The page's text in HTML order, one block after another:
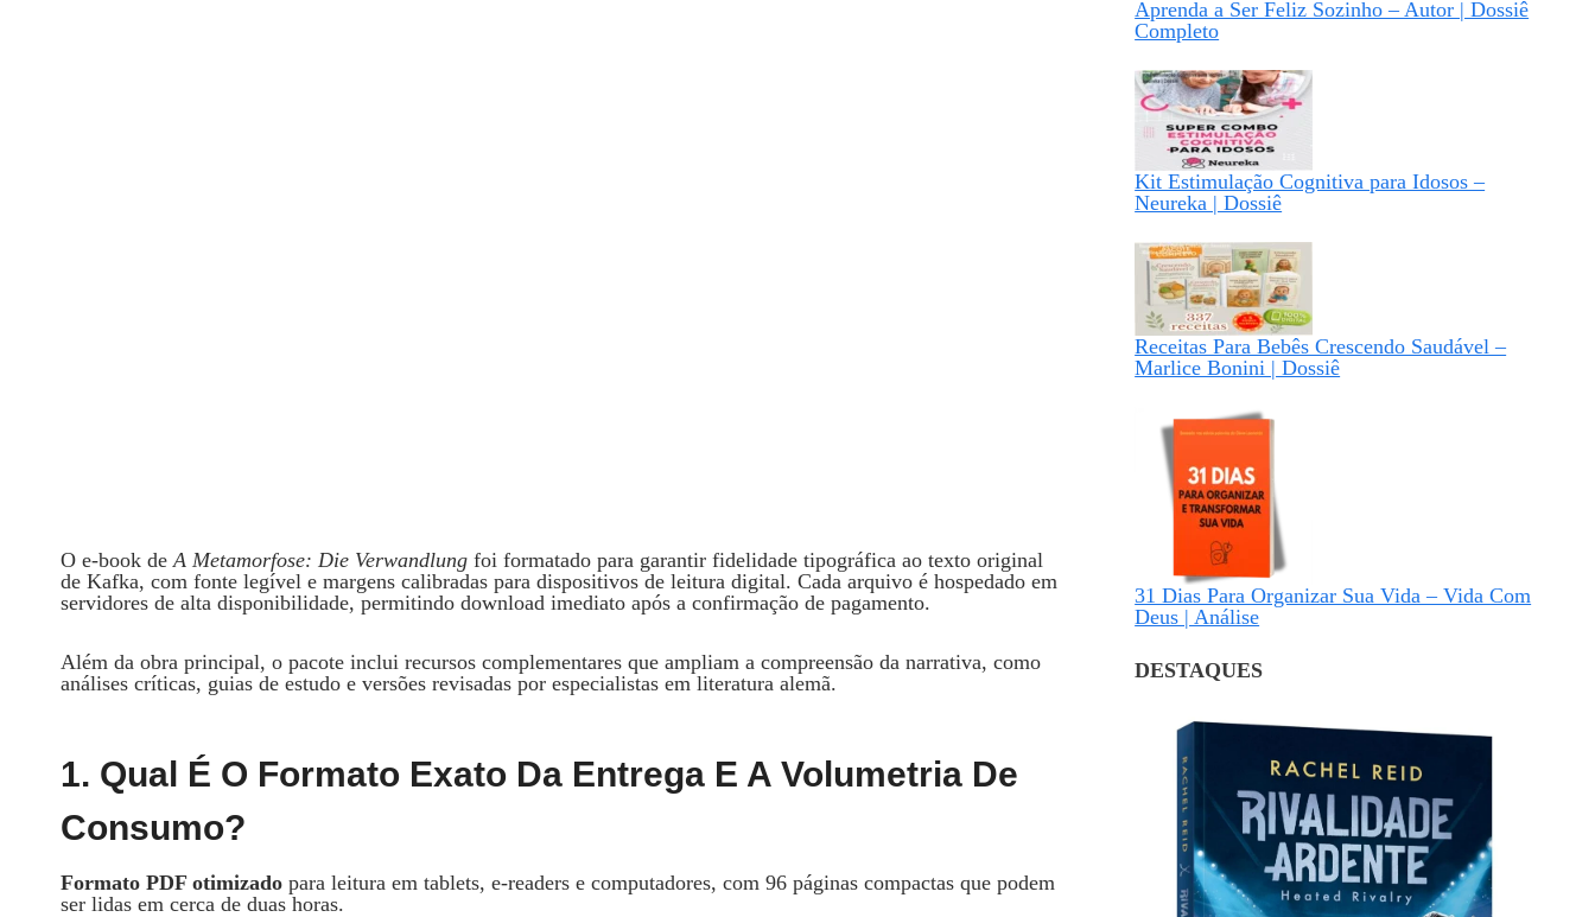
O e‑book de A Metamorfose: Die Verwandlung foi formatado para garantir fidelidade tipográfica ao texto original
de Kafka, com fonte legível e margens calibradas para dispositivos de leitura digital. Cada arquivo é hospedado em
servidores de alta disponibilidade, permitindo download imediato após a confirmação de pagamento.
Além da obra principal, o pacote inclui recursos complementares que ampliam a compreensão da narrativa, como
análises críticas, guias de estudo e versões revisadas por especialistas em literatura alemã.
1. Qual É O Formato Exato Da Entrega E A Volumetria De
Consumo?
Formato PDF otimizado para leitura em tablets, e‑readers e computadores, com 96 páginas compactas que podem
ser lidas em cerca de duas horas.
Aprenda a Ser Feliz Sozinho – Autor | Dossiê
Completo
Kit Estimulação Cognitiva para Idosos –
Neureka | Dossiê
Receitas Para Bebês Crescendo Saudável –
Marlice Bonini | Dossiê
31 Dias Para Organizar Sua Vida – Vida Com
Deus | Análise
DESTAQUES